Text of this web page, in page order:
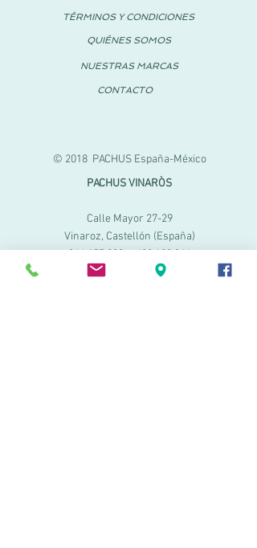
© 2018 PACHUS España-México
TÉRMINOS Y CONDICIONES
QUIÉNES SOMOS
NUESTRAS MARCAS
CONTACTO
PACHUS VINARÒS
Calle Mayor 27-29
Vinaroz, Castellón (España)
964 155 233
699 182 061